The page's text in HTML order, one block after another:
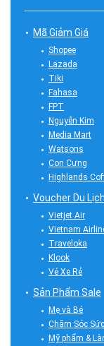
Mã Giảm Giá
Shopee
Lazada
Tiki
Fahasa
FPT
Nguyễn Kim
Media Mart
Watsons
Con Cưng
Highlands
Voucher Du Lịch
Vietjet Air
Vietnam
Traveloka
Klook
Vé Xe Rẻ
Sản Phẩm Sale
Mẹ và Bé
Chăm Sóc
Mỹ phẩm &